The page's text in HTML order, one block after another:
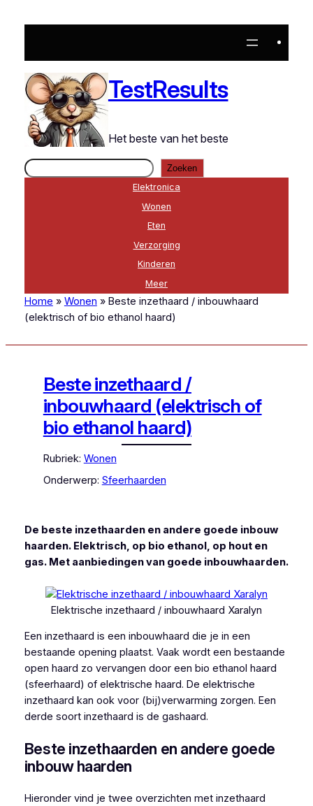
naar
inhoud
TestResults
Het beste van het beste
Zoeken
Zoeken
Elektronica
Wonen
Eten
Verzorging
Kinderen
Meer
Home » Wonen »Beste inzethaard / inbouwhaard
(elektrisch of bio ethanol haard)
Beste inzethaard /
inbouwhaard (elektrisch of
bio ethanol haard)
Rubriek: Wonen
Onderwerp: Sfeerhaarden
De beste inzethaarden en andere goede inbouw
haarden. Elektrisch, op bio ethanol, op hout en
gas. Met aanbiedingen van goede inbouwhaarden.
Elektrische inzethaard / inbouwhaard Xaralyn
Een inzethaard is een inbouwhaard die je in een
bestaande opening plaatst. Vaak wordt een bestaande
open haard zo vervangen door een bio ethanol haard
(sfeerhaard) of elektrische haard. De elektrische
inzethaard kan ook voor (bij)verwarming zorgen. Een
derde soort inzethaard is de gashaard.
Beste inzethaarden en andere goede
inbouw haarden
Hieronder vind je twee overzichten met inzethaard